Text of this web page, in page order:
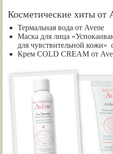
Косметические хиты от
Термальная вода от Avene
Маска для лица
для чувствительной кожи»
Крем COLD CREAM от